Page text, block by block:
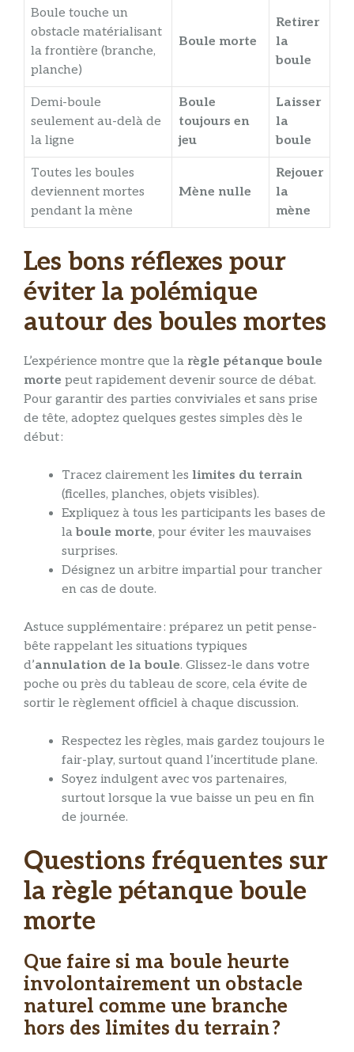
Boule touche un
obstacle matérialisant
la frontière (branche,
planche)
Boule morte
Retirer
la
boule
Demi-boule
seulement au-delà de
la ligne
Boule
toujours en
jeu
Laisser
la
boule
Toutes les boules
deviennent mortes
pendant la mène
Mène nulle
Rejouer
la
mène
Les bons réflexes pour
éviter la polémique
autour des boules mortes
L’expérience montre que la règle pétanque boule
morte peut rapidement devenir source de débat.
Pour garantir des parties conviviales et sans prise
de tête, adoptez quelques gestes simples dès le
début :
Tracez clairement les limites du terrain
(ficelles, planches, objets visibles).
Expliquez à tous les participants les bases de
laboule morte, pour éviter les mauvaises
surprises.
Désignez un arbitre impartial pour trancher
en cas de doute.
Astuce supplémentaire : préparez un petit pense-
bête rappelant les situations typiques
d’annulation de la boule. Glissez-le dans votre
poche ou près du tableau de score, cela évite de
sortir le règlement officiel à chaque discussion.
Respectez les règles, mais gardez toujours le
fair-play, surtout quand l’incertitude plane.
Soyez indulgent avec vos partenaires,
surtout lorsque la vue baisse un peu en fin
de journée.
Questions fréquentes sur
la règle pétanque boule
morte
Que faire si ma boule heurte
involontairement un obstacle
naturel comme une branche
hors des limites du terrain ?